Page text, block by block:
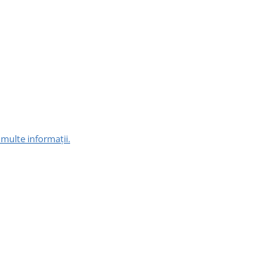
informații.